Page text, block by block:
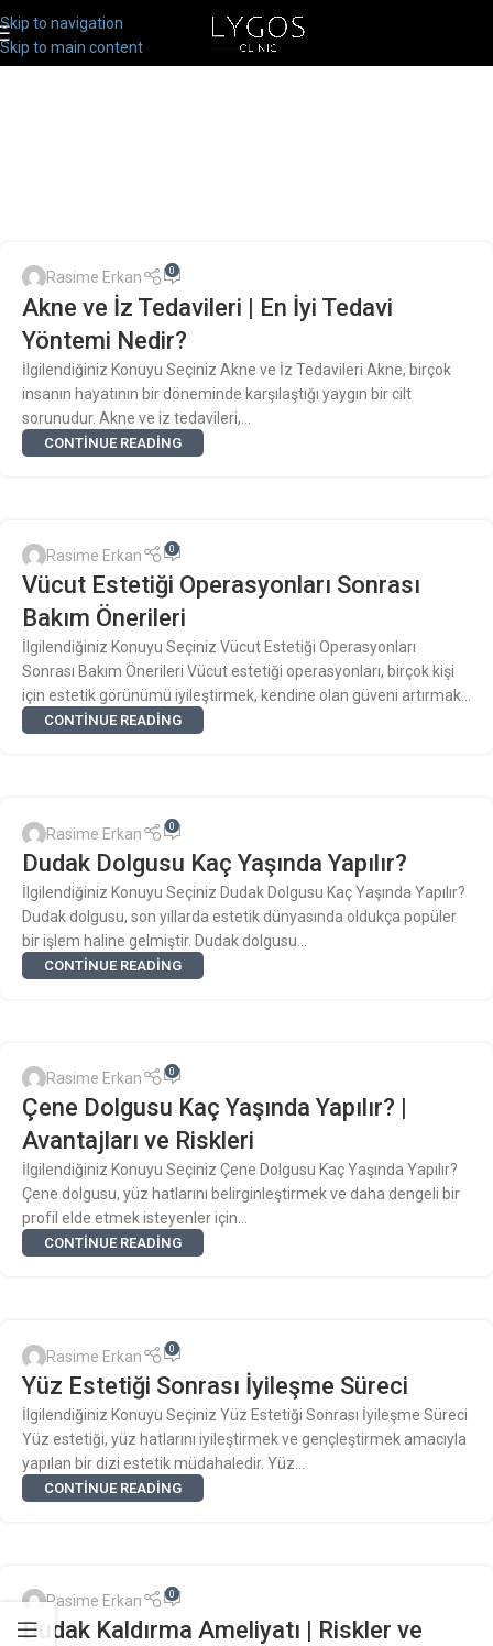
Skip to navigation
Skip to main content
Rasime Erkan 0
Akne ve İz Tedavileri | En İyi Tedavi
Yöntemi Nedir?
İlgilendiğiniz Konuyu Seçiniz Akne ve İz Tedavileri Akne, birçok
insanın hayatının bir döneminde karşılaştığı yaygın bir cilt
sorunudur. Akne ve iz tedavileri,...
CONTINUE READING
Rasime Erkan 0
Vücut Estetiği Operasyonları Sonrası
Bakım Önerileri
İlgilendiğiniz Konuyu Seçiniz Vücut Estetiği Operasyonları
Sonrası Bakım Önerileri Vücut estetiği operasyonları, birçok kişi
için estetik görünümü iyileştirmek, kendine olan güveni artırmak...
CONTINUE READING
Rasime Erkan 0
Dudak Dolgusu Kaç Yaşında Yapılır?
İlgilendiğiniz Konuyu Seçiniz Dudak Dolgusu Kaç Yaşında Yapılır?
Dudak dolgusu, son yıllarda estetik dünyasında oldukça popüler
bir işlem haline gelmiştir. Dudak dolgusu...
CONTINUE READING
Rasime Erkan 0
Çene Dolgusu Kaç Yaşında Yapılır? |
Avantajları ve Riskleri
İlgilendiğiniz Konuyu Seçiniz Çene Dolgusu Kaç Yaşında Yapılır?
Çene dolgusu, yüz hatlarını belirginleştirmek ve daha dengeli bir
profil elde etmek isteyenler için...
CONTINUE READING
Rasime Erkan 0
Yüz Estetiği Sonrası İyileşme Süreci
İlgilendiğiniz Konuyu Seçiniz Yüz Estetiği Sonrası İyileşme Süreci
Yüz estetiği, yüz hatlarını iyileştirmek ve gençleştirmek amacıyla
yapılan bir dizi estetik müdahaledir. Yüz...
CONTINUE READING
Rasime Erkan 0
Dudak Kaldırma Ameliyatı | Riskler ve